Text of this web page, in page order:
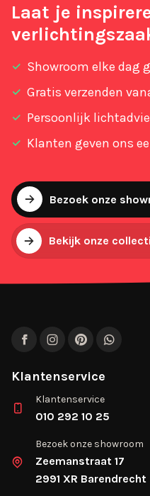
Laat je
Showroom elke dag
Gratis verzenden
Persoonlijk
Klanten geven ons
Bezoek onze
Bekijk onze
FacebookInstagram
Pinterest
Klantenservice
Klantenservice
010 292 10 25
Bezoek onze showroom
Zeemanstraat 17
2991 XR Barendrecht